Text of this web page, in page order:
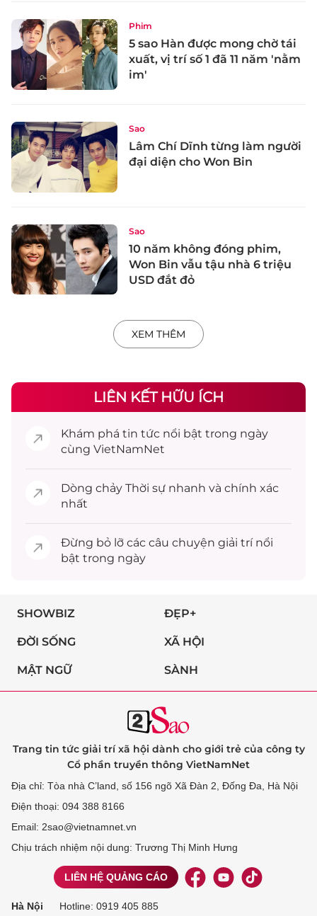
Phim
5 sao Hàn được mong chờ tái
xuất, vị trí số 1 đã 11 năm 'nằm
im'
Sao
Lâm Chí Dĩnh từng làm người
đại diện cho Won Bin
Sao
10 năm không đóng phim,
Won Bin vẫu tậu nhà 6 triệu
USD đắt đỏ
XEM THÊM
LIÊN KẾT HỮU ÍCH
Khám phá tin tức nổi bật trong ngày
cùng VietNamNet
Dòng chảy Thời sự nhanh và chính xác
nhất
Đừng bỏ lỡ các câu chuyện giải trínổi
bật trong ngày
SHOWBIZ ĐẸP+
ĐỜI SỐNG XÃ HỘI
MẬT NGỮ SÀNH
Trang tin tức giải trí xã hội dành cho giới trẻ của công ty
Cổ phần truyền thông VietNamNet
Địa chỉ: Tòa nhà C’land, số 156 ngõ Xã Đàn 2, Đống Đa, Hà Nội
Điện thoại: 094 388 8166
Email: 2sao@vietnamnet.vn
Chịu trách nhiệm nội dung: Trương Thị Minh Hưng
LIÊN HỆ QUẢNG CÁO
Hà Nội Hotline: 0919 405 885